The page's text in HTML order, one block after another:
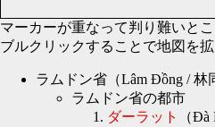
マーカーが重なって判り難いと
ブルクリックすることで地図を拡
ラムドン省（Lâm Đồng / 林
ラムドン省の都市
ダーラット
（